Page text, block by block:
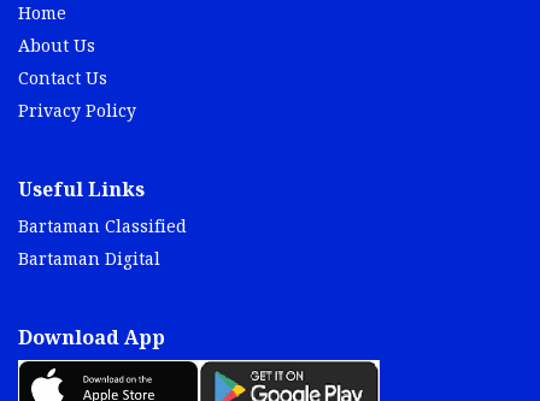
Home
About Us
Contact Us
Privacy Policy
Useful Links
Bartaman Classified
Bartaman Digital
Download App